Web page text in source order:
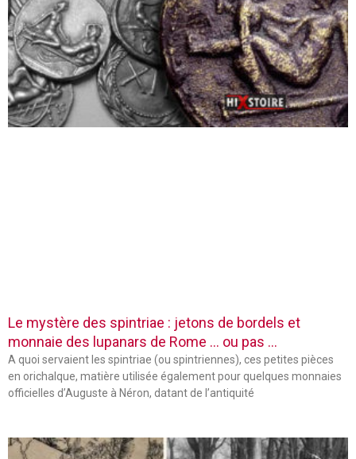
Le mystère des spintriae : jetons de bordels et
monnaie des lupanars de Rome … ou pas …
A quoi servaient les spintriae (ou spintriennes), ces petites pièces
en orichalque, matière utilisée également pour quelques monnaies
officielles d’Auguste à Néron, datant de l’antiquité